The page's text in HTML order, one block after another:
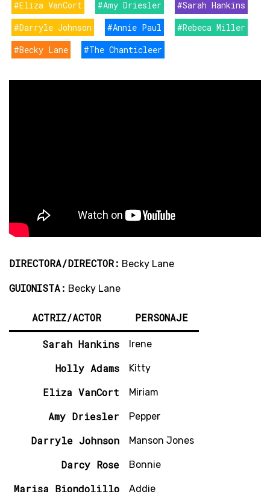
#Eliza VanCort
#Amy Driesler
#Sarah Hankins
#Darryle Johnson
#Annie Paul
#Rebeca Miller
#Becky Lane
#The Chanticleer
DIRECTORA/DIRECTOR: Becky Lane
GUIONISTA: Becky Lane
ACTRIZ/ACTOR PERSONAJE
Sarah Hankins Irene
Holly Adams Kitty
Eliza VanCort Miriam
Amy Driesler Pepper
Darryle Johnson Manson Jones
Darcy Rose Bonnie
Marisa Biondolillo Addie